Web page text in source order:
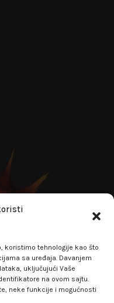
koristimo tehnologije kao što
sa uređaja. Davanjem
uključujući Vaše
na ovom sajtu.
neke funkcije i mogućnosti